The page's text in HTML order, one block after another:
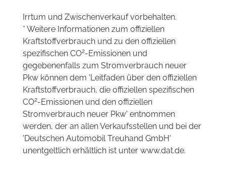
Irrtum und Zwischenverkauf vorbehalten.
* Weitere Informationen zum offiziellen
Kraftstoffverbrauch und zu den offiziellen
spezifischen CO2-Emissionen und
gegebenenfalls zum Stromverbrauch neuer
Pkw können dem 'Leitfaden über den offiziellen
Kraftstoffverbrauch, die offiziellen spezifischen
CO2-Emissionen und den offiziellen
Stromverbrauch neuer Pkw' entnommen
werden, der an allen Verkaufsstellen und bei der
'Deutschen Automobil Treuhand GmbH'
unentgeltlich erhältlich ist unter www.dat.de.